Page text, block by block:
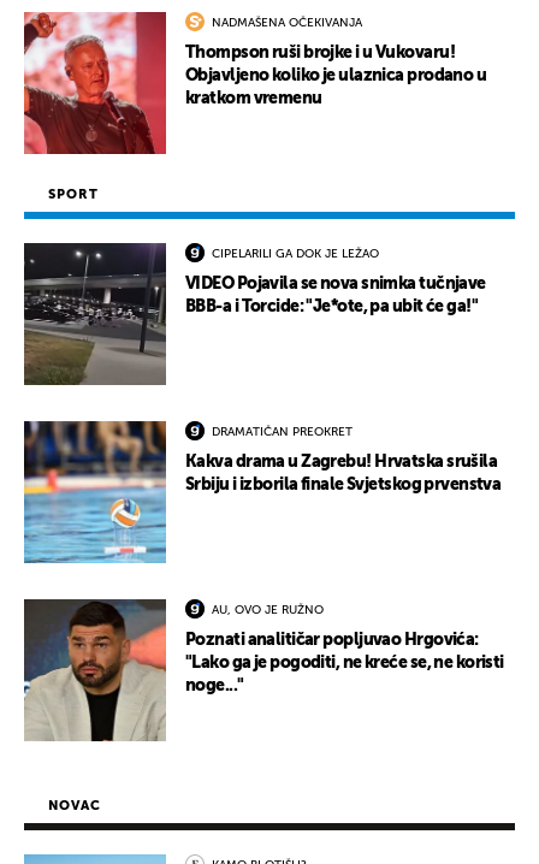
NADMAŠENA OČEKIVANJA
Thompson ruši brojke i u Vukovaru!
Objavljeno koliko je ulaznica prodano u
kratkom vremenu
SPORT
CIPELARILI GA DOK JE LEŽAO
VIDEO Pojavila se nova snimka tučnjave
BBB-a i Torcide: "Je*ote, pa ubit će ga!"
DRAMATIČAN PREOKRET
Kakva drama u Zagrebu! Hrvatska srušila
Srbiju i izborila finale Svjetskog prvenstva
AU, OVO JE RUŽNO
Poznati analitičar popljuvao Hrgovića:
"Lako ga je pogoditi, ne kreće se, ne koristi
noge..."
NOVAC